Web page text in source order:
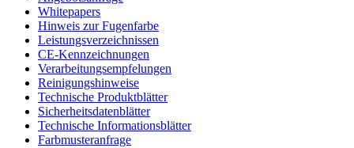
Whitepapers
Hinweis zur Fugenfarbe
Leistungsverzeichnissen
CE-Kennzeichnungen
Verarbeitungsempfelungen
Reinigungshinweise
Technische Produktblätter
Sicherheitsdatenblätter
Technische Informationsblätter
Farbmusteranfrage